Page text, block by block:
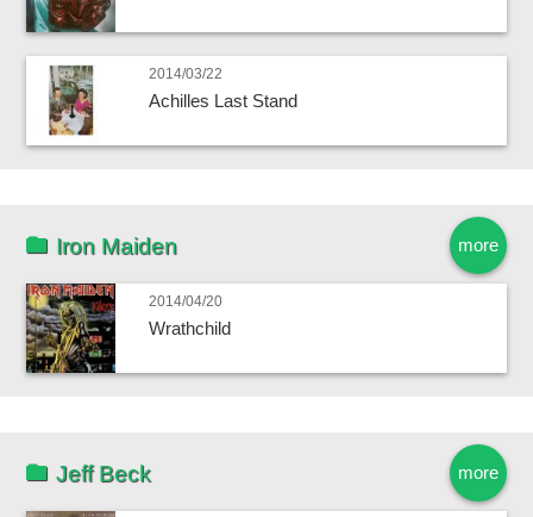
2014/03/22
Achilles Last Stand
more
Iron Maiden
2014/04/20
Wrathchild
more
Jeff Beck